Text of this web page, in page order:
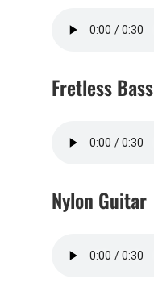
Fretless Bass
Nylon Guitar